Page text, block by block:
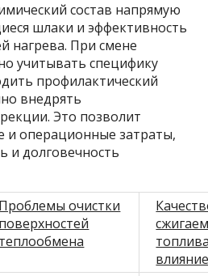
состав напрямую
шлаки и эффективность
нагрева. При смене
учитывать специфику
профилактический
внедрять
Это позволит
и операционные затраты,
и долговечность
Проблемы очистки
поверхностей
теплообмена